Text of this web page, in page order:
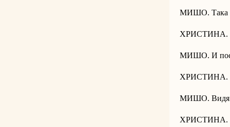
МИШО. Така
ХРИСТИНА.
МИШО. И
ХРИСТИНА.
МИШО. Видя
ХРИСТИНА.